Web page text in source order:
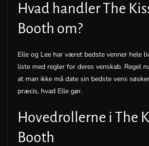
Hvad handler The
Booth om?
Elle og Lee har været bedste venner hele
liste med regler for deres venskab. Regel
at man ikke må date sin bedste vens
præcis, hvad Elle gør.
Hovedrollerne i The
Booth